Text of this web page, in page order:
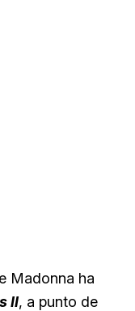
Madonna ha
II, a punto de